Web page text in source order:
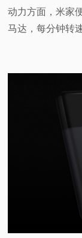
动力方面，米家
马达，每分钟转